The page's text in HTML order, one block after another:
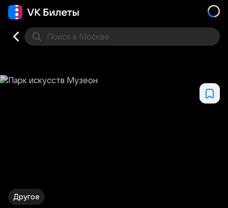
Поиск в Москве
Другое